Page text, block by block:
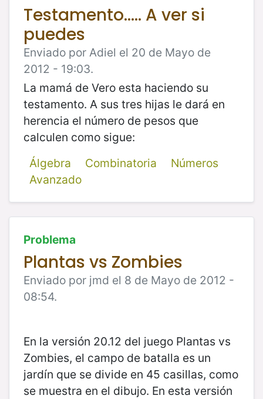
Testamento..... A ver si
puedes
Enviado por Adiel el 20 de Mayo de
2012 - 19:03.
La mamá de Vero esta haciendo su
testamento. A sus tres hijas le dará en
herencia el número de pesos que
calculen como sigue:
Álgebra
Combinatoria
Números
Avanzado
Problema
Plantas vs Zombies
Enviado por jmd el 8 de Mayo de 2012 -
08:54.
En la versión 20.12 del juego Plantas vs
Zombies, el campo de batalla es un
jardín que se divide en 45 casillas, como
se muestra en el dibujo. En esta versión